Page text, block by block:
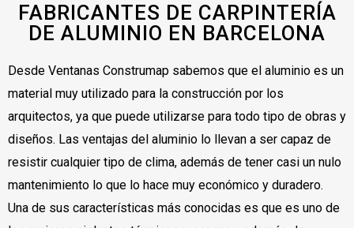
FABRICANTES DE CARPINTERÍA
DE ALUMINIO EN BARCELONA
Desde Ventanas Construmap sabemos que el aluminio es un
material muy utilizado para la construcción por los
arquitectos, ya que puede utilizarse para todo tipo de obras y
diseños. Las ventajas del aluminio lo llevan a ser capaz de
resistir cualquier tipo de clima, además de tener casi un nulo
mantenimiento lo que lo hace muy económico y duradero.
Una de sus características más conocidas es que es uno de